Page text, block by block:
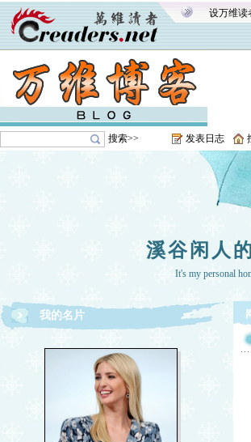
设万维读
搜索>> 发表日志
溪谷闲人
It's my personal
我的名片